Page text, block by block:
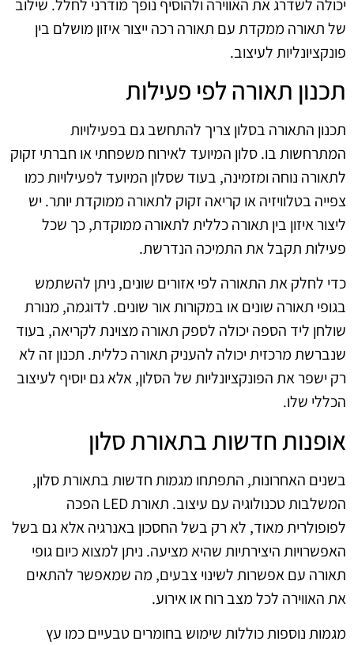
יכולה לשדרג את האווירה ולהוסיף נופך מודרני לחלל. שילוב
של תאורה ממקדת עם תאורה רכה ייצור איזון מושלם בין
פונקציונליות לעיצוב.
תכנון תאורה לפי פעילות
תכנון התאורה בסלון צריך להתחשב גם בפעילויות
המתרחשות בו. סלון המיועד לאירוח משפחתי או חברתי זקוק
לתאורה נוחה ומזמינה, בעוד שסלון המיועד לפעילויות כמו
צפייה בטלוויזיה או קריאה זקוק לתאורה ממוקדת יותר. יש
ליצור איזון בין תאורה כללית לתאורה ממוקדת, כך שכל
פעילות תקבל את התמיכה הנדרשת.
כדי לחלק את התאורה לפי אזורים שונים, ניתן להשתמש
בגופי תאורה שונים או במקורות אור שונים. לדוגמה, מנורת
שולחן ליד הספה יכולה לספק תאורה מצוינת לקריאה, בעוד
שנברשת מרכזית יכולה להעניק תאורה כללית. תכנון זה לא
רק ישפר את הפונקציונליות של הסלון, אלא גם יוסיף לעיצוב
הכללי שלו.
אופנות חדשות בתאורת סלון
בשנים האחרונות, התפתחו מגמות חדשות בתאורת סלון,
המשלבות טכנולוגיה עם עיצוב. תאורת LED הפכה
לפופולרית מאוד, לא רק בשל החסכון באנרגיה אלא גם בשל
האפשרויות היצירתיות שהיא מציעה. ניתן למצוא כיום גופי
תאורה עם אפשרות לשינוי צבעים, מה שמאפשר להתאים
את האווירה לכל מצב רוח או אירוע.
מגמות נוספות כוללות שימוש בחומרים טבעיים כמו עץ